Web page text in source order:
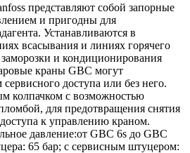
представляют собой запорные
и пригодны для
Устанавливаются в
всасывания и линиях горячего
и кондиционирования
краны GBC могут
доступа или без него.
колпачком с возможностью
для предотвращения снятия
к управлению краном.
давление:от GBC 6s до GBC
65 бар; с сервисным штуцером: